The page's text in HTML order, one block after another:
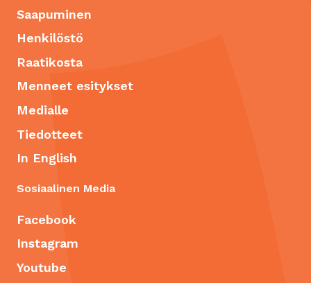
Saapuminen
Henkilöstö
Raatikosta
Menneet esitykset
Medialle
Tiedotteet
In English
Sosiaalinen Media
Facebook
Instagram
Youtube